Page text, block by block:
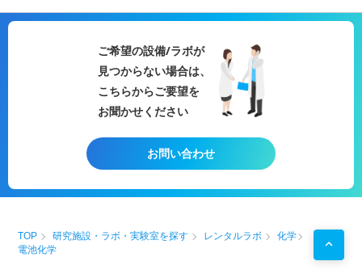
ご希望の設備/ラボが
見つからない場合は、
こちらからご要望を
お聞かせください
お問い合わせ
TOP 研究施設・ラボ・実験室を探す レンタルラボ
化学
電池化学